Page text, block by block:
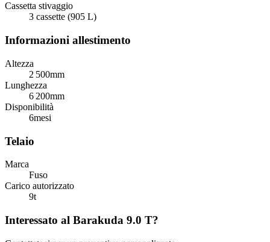
Cassetta stivaggio
3 cassette (905 L)
Informazioni allestimento
Altezza
2 500mm
Lunghezza
6 200mm
Disponibilità
6mesi
Telaio
Marca
Fuso
Carico autorizzato
9t
Interessato al Barakuda 9.0 T?